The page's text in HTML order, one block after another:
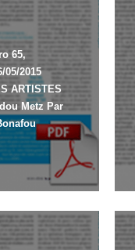
65,
05/2015
ARTISTES
Metz Par